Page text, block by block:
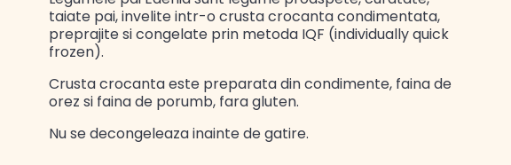
taiate pai, invelite intr-o crusta crocanta condimentata,
preprajite si congelate prin metoda IQF (individually quick
frozen).
Crusta crocanta este preparata din condimente, faina de
orez si faina de porumb, fara gluten.
Nu se decongeleaza inainte de gatire.